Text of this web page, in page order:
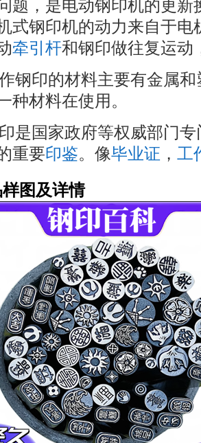
式钢印机的动力来自于
牵引杆和钢印做往复运动
钢印的材料主要有金属
种材料在使用。
是国家政府等权威部门
重要印鉴。像毕业证 ， 工
图及详情